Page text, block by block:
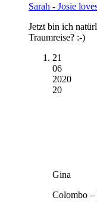
Sarah - Josie
Jetzt bin ich
Traumreise? :-)
21
06
2020
20
Gina
Colombo –